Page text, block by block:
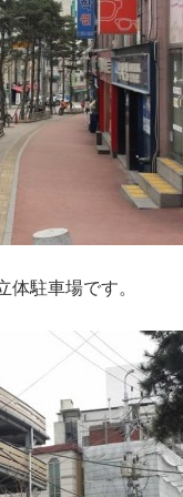
駐車場です。